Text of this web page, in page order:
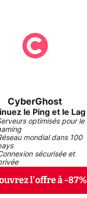
CyberGhost
le Ping et le Lag
optimisés pour le
mondial dans 100
sécurisée et
l'offre à -87%